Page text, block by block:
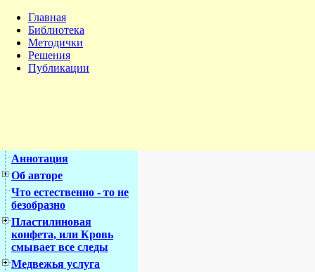
Главная
Библиотека
Методички
Решения
Публикации
Аннотация
Об авторе
Что естественно - то не
безобразно
Пластилиновая
конфета, или Кровь
смывает все следы
Медвежья услуга